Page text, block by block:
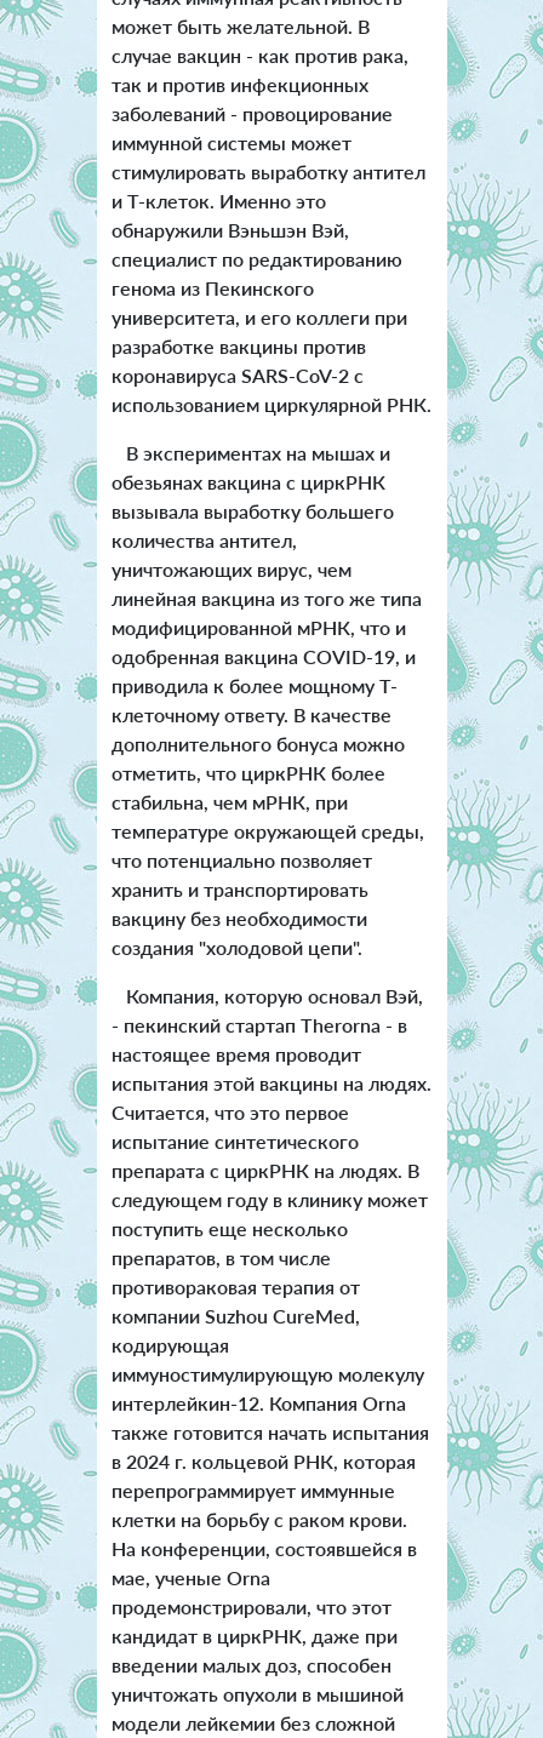
может быть желательной. В
случае вакцин - как против рака,
так и против инфекционных
заболеваний - провоцирование
иммунной системы может
стимулировать выработку антител
и Т-клеток. Именно это
обнаружили Вэньшэн Вэй,
специалист по редактированию
генома из Пекинского
университета, и его коллеги при
разработке вакцины против
коронавируса SARS-CoV-2 с
использованием циркулярной РНК.
В экспериментах на мышах и
обезьянах вакцина с циркРНК
вызывала выработку большего
количества антител,
уничтожающих вирус, чем
линейная вакцина из того же типа
модифицированной мРНК, что и
одобренная вакцина COVID-19, и
приводила к более мощному Т-
клеточному ответу. В качестве
дополнительного бонуса можно
отметить, что циркРНК более
стабильна, чем мРНК, при
температуре окружающей среды,
что потенциально позволяет
хранить и транспортировать
вакцину без необходимости
создания "холодовой цепи".
Компания, которую основал Вэй,
- пекинский стартап Therorna - в
настоящее время проводит
испытания этой вакцины на людях.
Считается, что это первое
испытание синтетического
препарата с циркРНК на людях. В
следующем году в клинику может
поступить еще несколько
препаратов, в том числе
противораковая терапия от
компании Suzhou CureMed,
кодирующая
иммуностимулирующую молекулу
интерлейкин-12. Компания Orna
также готовится начать испытания
в 2024 г. кольцевой РНК, которая
перепрограммирует иммунные
клетки на борьбу с раком крови.
На конференции, состоявшейся в
мае, ученые Orna
продемонстрировали, что этот
кандидат в циркРНК, даже при
введении малых доз, способен
уничтожать опухоли в мышиной
модели лейкемии без сложной